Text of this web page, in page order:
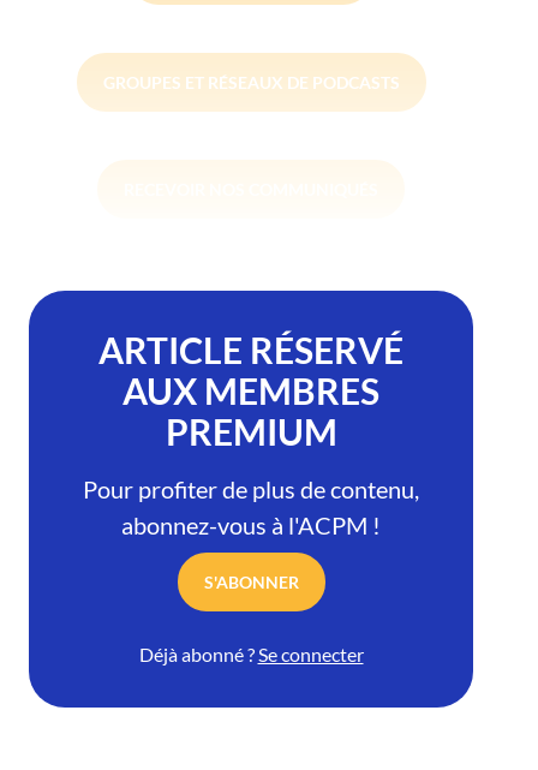
GROUPES ET RÉSEAUX DE PODCASTS
ARTICLE RÉSERVÉ
AUX MEMBRES
PREMIUM
Pour profiter de plus de contenu,
abonnez-vous à l'ACPM !
S'ABONNER
Déjà abonné ?Se connecter